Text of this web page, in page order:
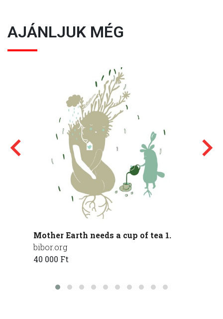
AJÁNLJUK MÉG
Mother Earth needs a cup of tea 1.
bibor.org
40 000 Ft